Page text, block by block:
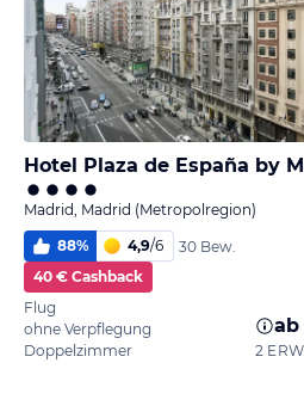
Hotel Plaza de España by
Madrid, Madrid (Metropolregion)
88% 4,9/6
30 Bew.
40 € Cashback
Flug
ohne Verpflegung
Doppelzimmer
ab
2